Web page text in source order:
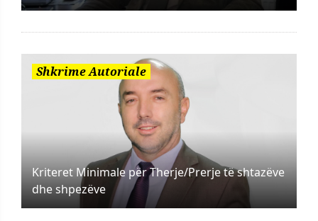
Shkrime Autoriale
Kriteret Minimale për Therje/Prerje të shtazëve
dhe shpezëve